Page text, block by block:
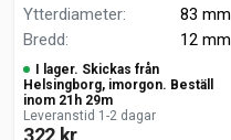
Ytterdiameter:
83 mm
Bredd: 12 mm
I lager. Skickas från
Helsingborg, imorgon. Beställ
inom 21h 29m
Leveranstid 1-2 dagar
322 kr